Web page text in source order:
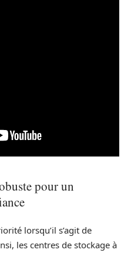
pour un
lorsqu’il s’agit de
les centres de stockage à